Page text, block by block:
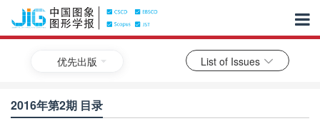
优先出版 List of Issues
2016年第2期 目录